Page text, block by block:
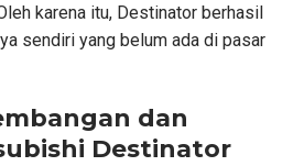
karena itu, Destinator berhasil
sendiri yang belum ada di pasar
dan
Destinator